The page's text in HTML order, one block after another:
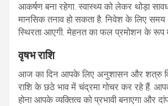
आकर्षण बना रहेगा. स्वास्थ्य को लेकर थोड़ा
मानसिक तनाव हो सकता है. निवेश के लिए
स्थिरता आएगी. मेहनत का फल प्रमोशन के रूप
वृषभ राशि
आज का दिन आपके लिए अनुशासन और शत्रु
राशि के छठे भाव में चंद्रमा गोचर कर रहे हैं.
होना आपके व्यक्तित्व को प्रभावी बनाएगा और